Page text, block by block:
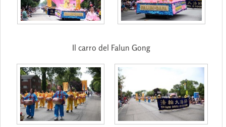
Il carro del Falun Gong